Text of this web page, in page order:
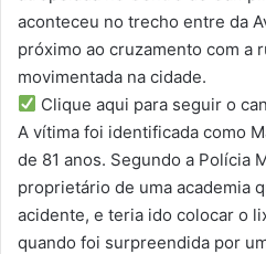
aconteceu no trecho entre da
próximo ao cruzamento com a
movimentada na cidade.
Clique aqui para seguir o
A vítima foi identificada como
de 81 anos. Segundo a Polícia
proprietário de uma academia
acidente, e teria ido colocar o
quando foi surpreendida por